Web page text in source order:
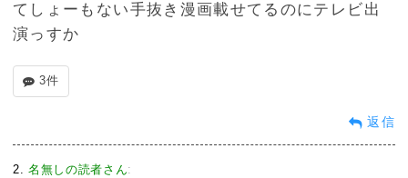
てしょーもない手抜き漫画載せてるのにテレビ出
演っすか
3件
返信
2 名無しの読者さん: